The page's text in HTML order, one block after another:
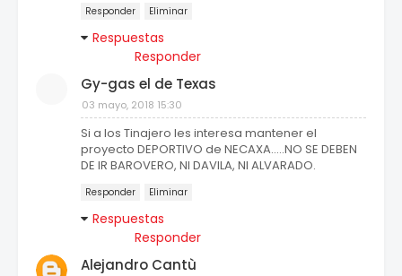
Responder Eliminar
Respuestas
Responder
Gy-gas el de Texas
03 mayo, 2018 15:30
Si a los Tinajero les interesa mantener el
proyecto DEPORTIVO de NECAXA.....NO SE DEBEN
DE IR BAROVERO, NI DAVILA, NI ALVARADO.
Responder Eliminar
Respuestas
Responder
Alejandro Cantù